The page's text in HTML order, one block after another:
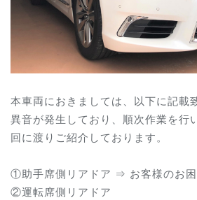
本車両におきましては、以下に記載
異音が発生しており、順次作業を行
回に渡りご紹介しております。
①助手席側リアドア ⇒ お客様のお
②運転席側リアドア